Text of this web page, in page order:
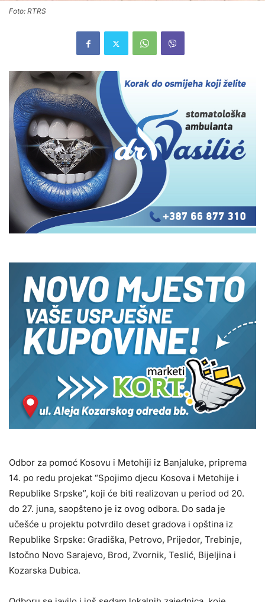
Foto: RTRS
Odbor za pomoć Kosovu i Metohiji iz Banjaluke, priprema
14. po redu projekat “Spojimo djecu Kosova i Metohije i
Republike Srpske”, koji će biti realizovan u period od 20.
do 27. juna, saopšteno je iz ovog odbora. Do sada je
učešće u projektu potvrdilo deset gradova i opština iz
Republike Srpske: Gradiška, Petrovo, Prijedor, Trebinje,
Istočno Novo Sarajevo, Brod, Zvornik, Teslić, Bijeljina i
Kozarska Dubica.